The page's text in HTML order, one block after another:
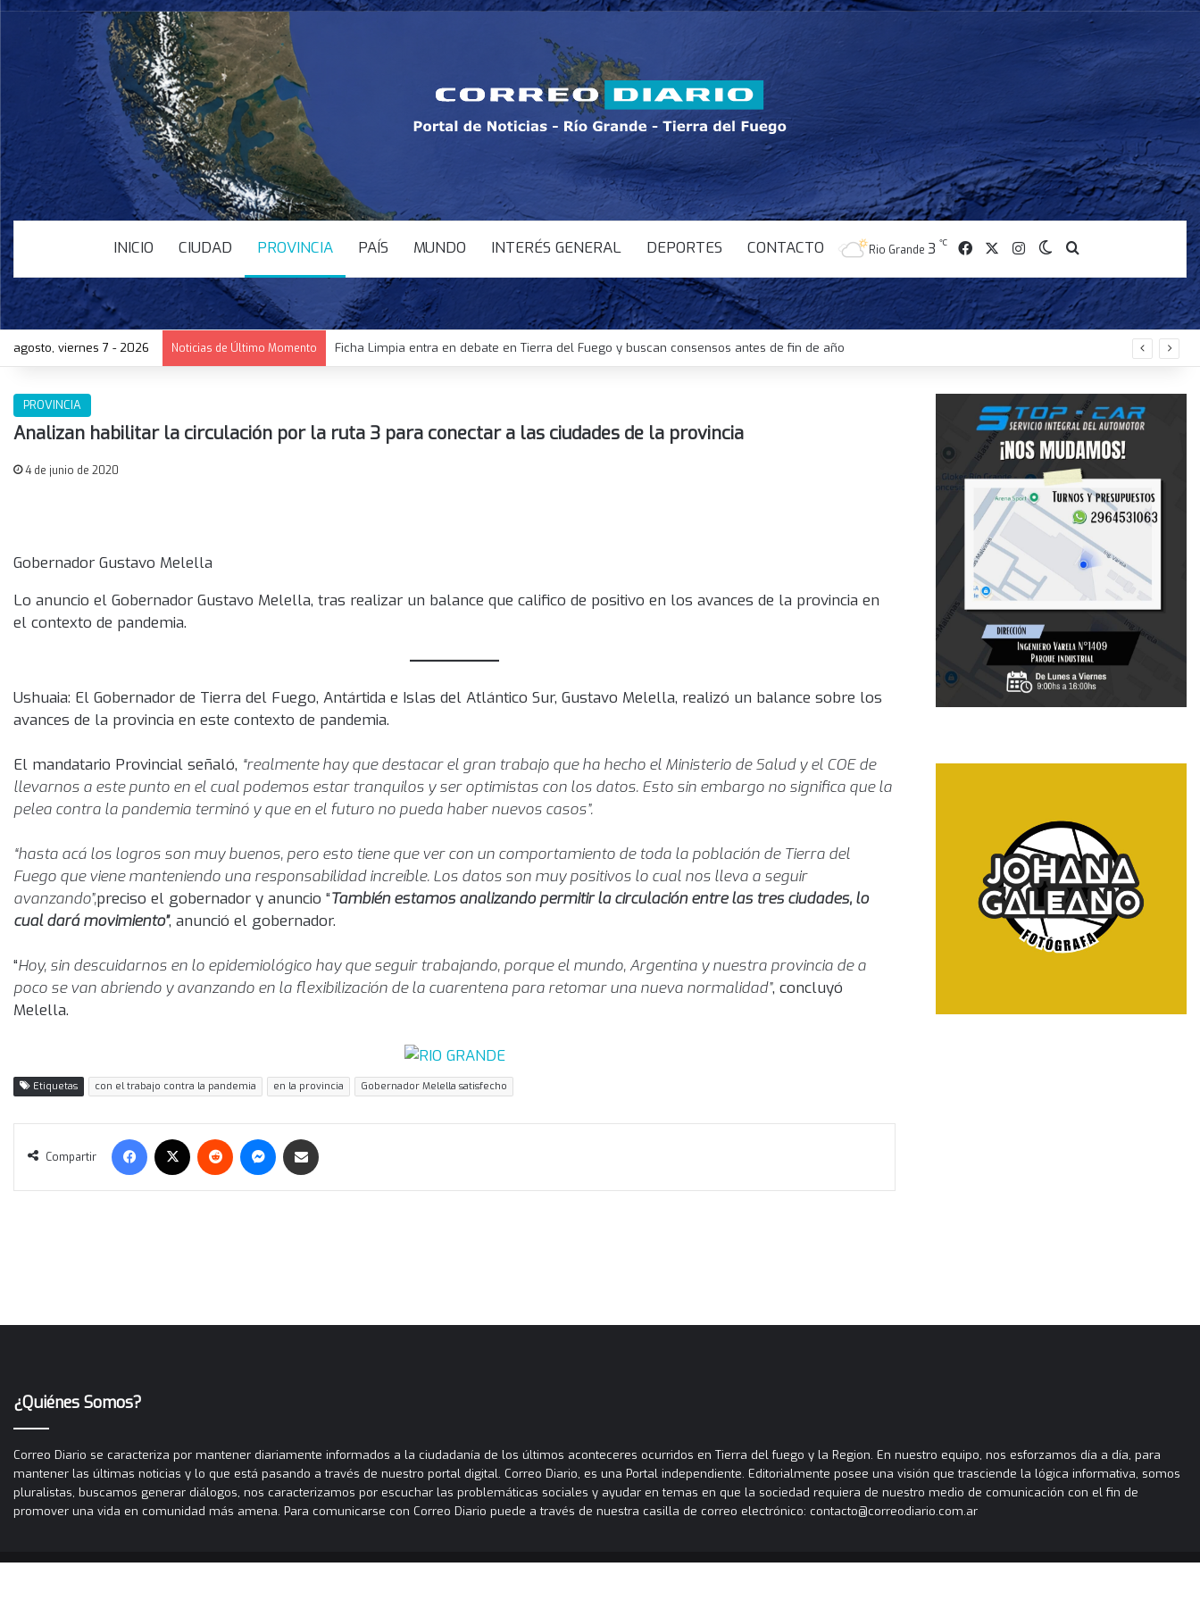
INICIO CIUDAD PROVINCIA PAÍS MUNDO INTERÉS GENERAL DEPORTES CONTACTO Rio Grande 3 ℃ FacebookInstagramSwitch skin
Buscar
agosto, viernes 7 - 2026 Noticias de Último Momento Ficha Limpia entra en debate en Tierra del Fuego y buscan consensos antes de fin de año
PROVINCIA
Analizan habilitar la circulación por la ruta 3 para conectar a las ciudades de la provincia
4 de junio de 2020
Gobernador Gustavo Melella
Lo anuncio el Gobernador Gustavo Melella, tras realizar un balance que califico de positivo en los avances de la provincia en
el contexto de pandemia.
Ushuaia: El Gobernador de Tierra del Fuego, Antártida e Islas del Atlántico Sur, Gustavo Melella, realizó un balance sobre los
avances de la provincia en este contexto de pandemia.
El mandatario Provincial señaló, “realmente hay que destacar el gran trabajo que ha hecho el Ministerio de Salud y el COE de
llevarnos a este punto en el cual podemos estar tranquilos y ser optimistas con los datos. Esto sin embargo no significa que la
pelea contra la pandemia terminó y que en el futuro no pueda haber nuevos casos”.
“hasta acá los logros son muy buenos, pero esto tiene que ver con un comportamiento de toda la población de Tierra del
Fuego que viene manteniendo una responsabilidad increíble. Los datos son muy positivos lo cual nos lleva a seguir
avanzando”,preciso el gobernador y anuncio “También estamos analizando permitir la circulación entre las tres ciudades, lo
cual dará movimiento”, anunció el gobernador.
“Hoy, sin descuidarnos en lo epidemiológico hay que seguir trabajando, porque el mundo, Argentina y nuestra provincia de a
poco se van abriendo y avanzando en la flexibilización de la cuarentena para retomar una nueva normalidad”, concluyó
Melella.
Etiquetas con el trabajo contra la pandemia en la provincia Gobernador Melella satisfecho
Compartir
Facebook Reddit Messenger
¿Quiénes Somos?
Correo Diario se caracteriza por mantener diariamente informados a la ciudadanía de los últimos aconteceres ocurridos en Tierra del fuego y la Region. En nuestro equipo, nos esforzamos día a día, para
mantener las últimas noticias y lo que está pasando a través de nuestro portal digital. Correo Diario, es una Portal independiente. Editorialmente posee una visión que trasciende la lógica informativa, somos
pluralistas, buscamos generar diálogos, nos caracterizamos por escuchar las problemáticas sociales y ayudar en temas en que la sociedad requiera de nuestro medio de comunicación con el fin de
promover una vida en comunidad más amena. Para comunicarse con Correo Diario puede a través de nuestra casilla de correo electrónico: contacto@correodiario.com.ar